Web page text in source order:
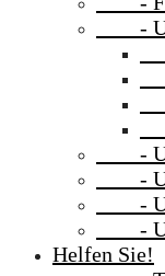
-
-
-
-
-
-
Helfen Sie!